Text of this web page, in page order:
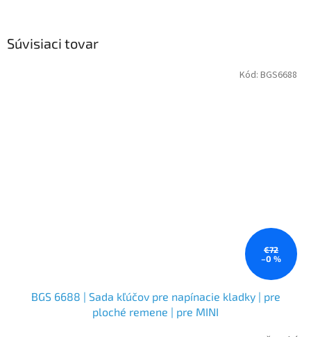
Súvisiaci tovar
€72
–0 %
BGS 6688 | Sada kľúčov pre napínacie kladky | pre
ploché remene | pre MINI
Kód: BGS6688